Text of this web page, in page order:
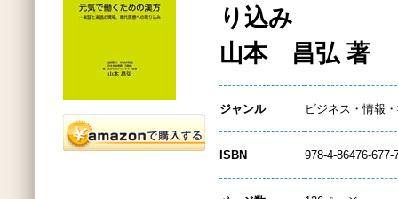
り込み
山本 昌弘 著
ジャンル ビジネス・情報
ISBN 978-4-86476-677-